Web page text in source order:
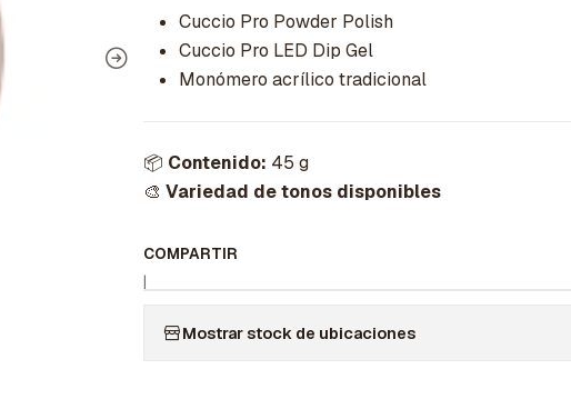
Cuccio Pro Powder Polish
Cuccio Pro LED Dip Gel
Monómero acrílico tradicional
📦 Contenido: 45 g
🎨 Variedad de tonos disponibles
COMPARTIR
|
Mostrar stock de ubicaciones